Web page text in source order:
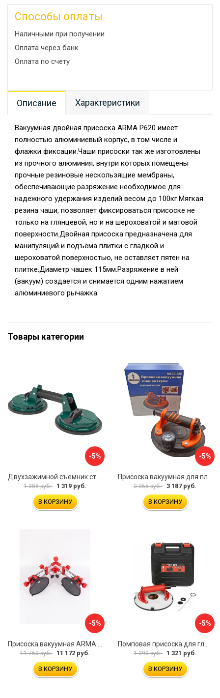
Способы оплаты
Наличными при получении
Оплата через банк
Оплата по счету
Описание Характеристики
Вакуумная двойная присоска ARMA P620 имеет
полностью алюминиевый корпус, в том числе и
флажки фиксации.Чаши присоски так же изготовлены
из прочного алюминия, внутри которых помещены
прочные резиновые нескользящие мембраны,
обеспечивающие разряжение необходимое для
надежного удержания изделий весом до 100кг.Мягкая
резина чаши, позволяет фиксироваться присоске не
только на глянцевой, но и на шероховатой и матовой
поверхности.Двойная присоска предназначена для
манипуляций и подъёма плитки с гладкой и
шероховатой поверхностью, не оставляет пятен на
плитке.Диаметр чашек 115мм.Разряжение в ней
(вакуум) создается и снимается одним нажатием
алюминиевого рычажка.
Товары категории
-5%
Двухзажимной съемник стекол Rockforce RF-63404(18564)
1 388 руб. 1 319 руб.
В КОРЗИНУ
-5%
3 355 руб. 3 187 руб.
В КОРЗИНУ
-5%
Присоска вакуумная ARMA P625A
11 760 руб. 11 172 руб.
В КОРЗИНУ
-5%
Помповая присоска для гладкой и шероховатой плитки DLT VST-209 1114
1 390 руб. 1 321 руб.
В КОРЗИНУ